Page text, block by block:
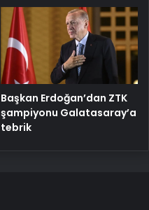
Başkan Erdoğan’dan ZTK
şampiyonu Galatasaray’a
tebrik